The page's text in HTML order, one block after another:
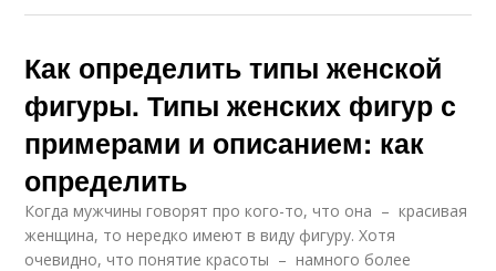
Как определить типы женской
фигуры. Типы женских фигур с
примерами и описанием: как
определить
Когда мужчины говорят про кого-то, что она – красивая
женщина, то нередко имеют в виду фигуру. Хотя
очевидно, что понятие красоты – намного более